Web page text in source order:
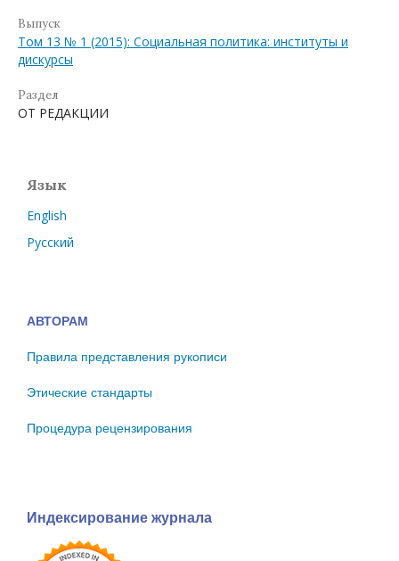
Выпуск
Том 13 № 1 (2015): Социальная политика: институты и
дискурсы
Раздел
ОТ РЕДАКЦИИ
Язык
English
Русский
АВТОРАМ
Правила представления рукописи
Этические стандарты
Процедура рецензирования
Индексирование журнала